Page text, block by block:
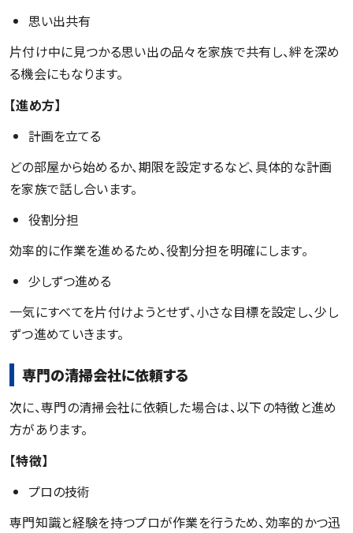
思い出共有
片付け中に見つかる思い出の品々を家族で共有し、絆を深め
る機会にもなります。
【進め方】
計画を立てる
どの部屋から始めるか、期限を設定するなど、具体的な計画
を家族で話し合います。
役割分担
効率的に作業を進めるため、役割分担を明確にします。
少しずつ進める
一気にすべてを片付けようとせず、小さな目標を設定し、少し
ずつ進めていきます。
専門の清掃会社に依頼する
次に、専門の清掃会社に依頼した場合は、以下の特徴と進め
方があります。
【特徴】
プロの技術
専門知識と経験を持つプロが作業を行うため、効率的かつ迅